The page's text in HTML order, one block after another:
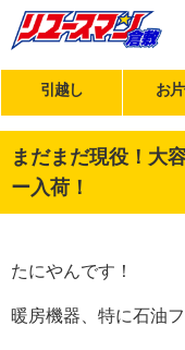
引越し お
まだまだ現役！大
ー入荷！
たにやんです！
暖房機器、特に石油